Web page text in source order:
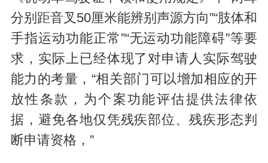
分别距音叉50厘米能辨别声源方向”“肢体和
手指运动功能正常”“无运动功能障碍”等要
求，实际上已经体现了对申请人实际驾驶
能力的考量，“相关部门可以增加相应的开
放性条款，为个案功能评估提供法律依
据，避免各地仅凭残疾部位、残疾形态判
断申请资格，”